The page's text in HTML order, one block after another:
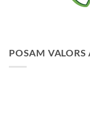
POSAM VALORS